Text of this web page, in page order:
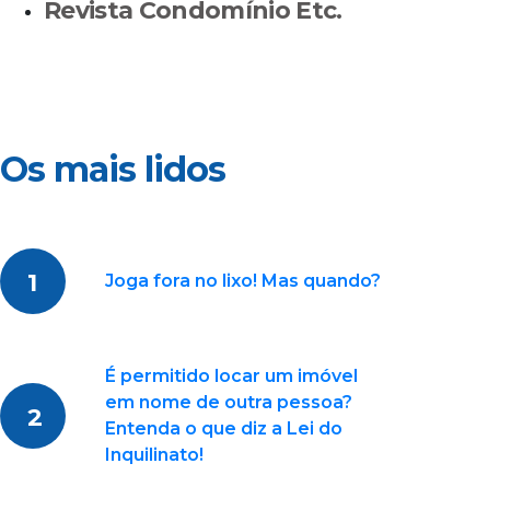
Revista Condomínio Etc.
Os mais lidos
1 Joga fora no lixo! Mas quando?
2
É permitido locar um imóvel
em nome de outra pessoa?
Entenda o que diz a Lei do
Inquilinato!